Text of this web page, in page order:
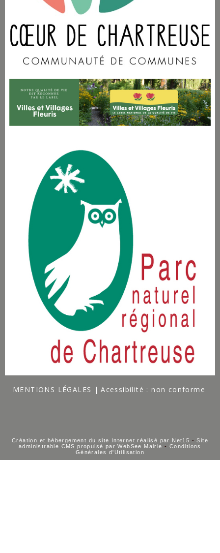
MENTIONS LÉGALES Acessibilité : non conforme
Création et hébergement du site Internet réalisé par Net15 -Site
administrable CMS propulsé par WebSee Mairie - Conditions
Générales d'Utilisation